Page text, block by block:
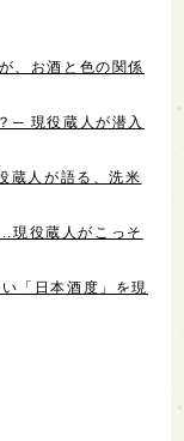
、お酒と色の関係
─ 現役蔵人が潜入
蔵人が語る、洗米
現役蔵人がこっそ
「日本酒度」を現